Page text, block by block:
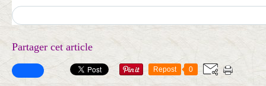
Partager cet article
Repost 0